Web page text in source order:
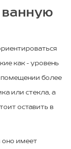
ванную
как - уровень
помещении более
или стекла, а
оставить в
оно имеет